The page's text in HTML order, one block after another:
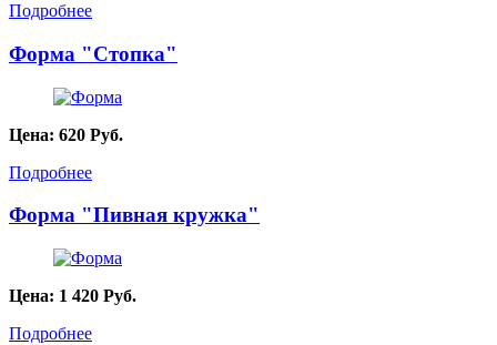
Подробнее
Форма "Стопка"
Цена: 620 Руб.
Подробнее
Форма "Пивная кружка"
Цена: 1 420 Руб.
Подробнее